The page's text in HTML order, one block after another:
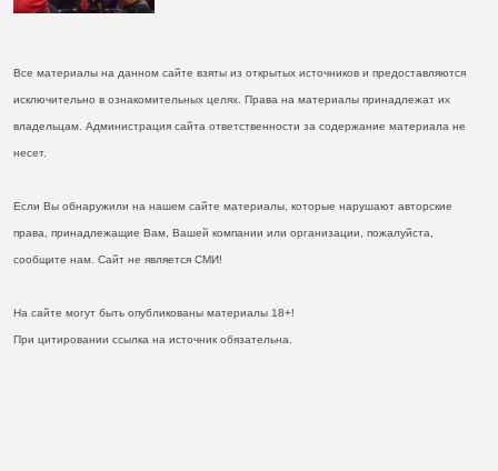
Все материалы на данном сайте взяты из открытых источников и предоставляются
исключительно в ознакомительных целях. Права на материалы принадлежат их
владельцам. Администрация сайта ответственности за содержание материала не
несет.
Если Вы обнаружили на нашем сайте материалы, которые нарушают авторские
права, принадлежащие Вам, Вашей компании или организации, пожалуйста,
сообщите нам. Сайт не является СМИ!
На сайте могут быть опубликованы материалы 18+!
При цитировании ссылка на источник обязательна.